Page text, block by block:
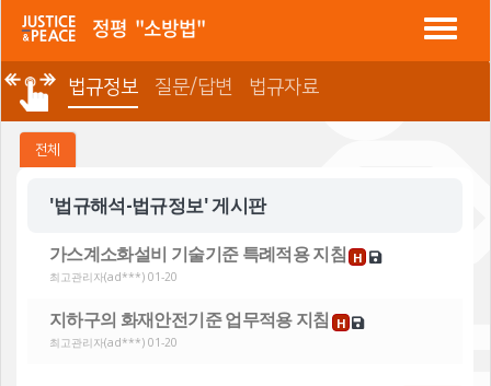
정평 "소방법"
법규정보 질문/답변 법규자료
전체
'법규해석-법규정보' 게시판
가스계소화설비 기술기준 특례적용 지침 H
최고관리자(ad***) 01-20
지하구의 화재안전기준 업무적용 지침 H
최고관리자(ad***) 01-20